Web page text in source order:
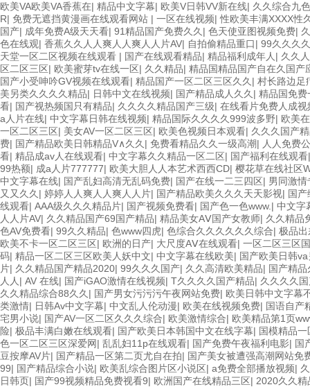
欧美VA欧美VA香蕉在| 精品中文字幕| 欧美V日韩VV新在线| 久久综合九
R| 免费无遮挡黄漫画在线观看网站 | 一区在线视频|性欧美丰满XXXX性
国产| 成年免费A级天天看| 91精品国产免费久久 | 色天使亚图视频免费|
色在线观| 香蕉久久人人爽人人爽人人片AV| 自拍偷精品重口| 99久久久
天堂一区二区视频在线观看 | 国产在线观看精品| 精品福利成年人 | 久久
区二区三区| 欧美蜜芽tv在线一区| 久久精品| 精品国精品国产自在久国产
国产小受呻吟GV视频在线观看| 精品国产一区二区三区久久 | 村长路边足
美另类久久久久精品| 日韩中文在线视频| 国产精品成人久久 | 精品国免费
看| 国产视热频国只有精品| 久久久久精品国产三级| 在线看片免费人成视
a人片在线| 中文字幕日韩在线视频| 精品国际久久久久999波多野| 欧美
一区二区三区| 美女AV一区二区三区| 欧美色视频日本观看| 久久久国产
费| 国产精品欧美日韩精品V∧久久 | 免费看精品久久一级高潮| 人人免费
看| 精品成av人在线观看| 中文字幕久久精品一区二区| 国产福利在线观看
99热额| 成a人片777777| 欧美大胆人人本艺术西西CD| 樱花草在线社区
中文字幕在线| 国产乱妇高清无乱码免费| 国产在线一二三四区| 男同激情
又又久久 | 婷婷人人爽人人爽人人片| 国产精品欧美久久久天天影视| 国
线观看| AAA级久久久精品片| 国产视频免费看| 国产色一色www. | 中文字
人人片AV| 久久精品国产69国产精品| 精品美女AⅤ国产女教师| 久久精品
色AV免费看| 99久久精品| 色www四虎| 色综合久久久久久久综合| 极品
欧美不卡一区二区三区| 欧洲的日产| 大尺度AⅤ在线观看| 一区二区三区
码| 精品一区二区三区欧美人妖中文| 中文字幕在线欧美| 国产欧美日韩
片| 久久精品国产精品2020| 99久久久国产| 久久高清欧美精品| 国产精
人人 | AV 在线| 国产iGAO激情在线视频| T久久久久国产精品| 久久久久
久久精品综合88久久 | 国产男女污污污午夜网站免费| 欧美日韩中文字幕
类激情| 日韩Av中文字幕| 中文乱人伦动漫| 欧美在线视频免费| 国语自产
宅男小说| 国产AV一区二区久久久综合| 欧美激情综合| 欧美精品第1页
险| 极品丰满白嫩在线观看| 国产欧美日本韩国中文在线字幕| 国模精品一
色一区二区三区深爱网| 乱乱妇11p在线观看| 国产免费午夜福利电影| 国
豆按摩AV片| 国产精品一区第二页尤自在拍| 国产美女被遭强高潮网站免
99| 国产精品综合小说| 欧美乱综合图片区小说区| a免费全部播放视频|
日韩页| 国产99视频精品免费视看9| 欧洲国产在线精品三区| 2020久久精